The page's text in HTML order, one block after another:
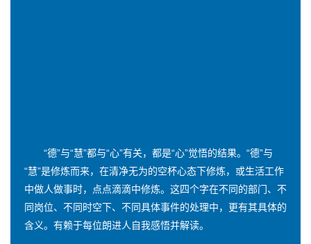
“德”与“慧”都与“心”有关，都是“心”觉悟的结果。“德”与
“慧”是修炼而来，在清净无为的空杯心态下修炼，或生活工作
中做人做事时，点点滴滴中修炼。这四个字在不同的部门、不
同岗位、不同时空下、不同具体事件的处理中，更有其具体的
含义。有赖于每位朗进人自我感悟并解读。